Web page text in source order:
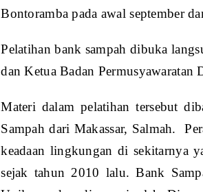
Bontoramba pada awal september
Pelatihan bank sampah dibuka
dan Ketua Badan Permusyawaratan
Materi dalam pelatihan tersebut
Sampah dari Makassar, Salmah.
keadaan lingkungan di sekitarnya
sejak tahun 2010 lalu. Bank